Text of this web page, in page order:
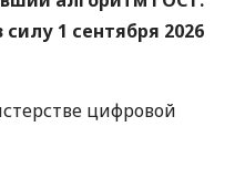
1 сентября 2026
цифровой